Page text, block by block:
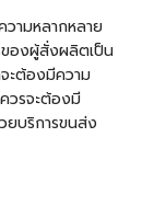
ามหลากหลาย
ของผู้สั่งผลิตเป็น
ะต้องมีความ
วรจะต้องมี
ยบริการขนส่ง